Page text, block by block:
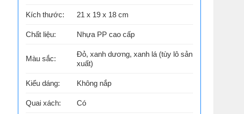
Kích thước: 21 x 19 x 18 cm
Chất liệu: Nhựa PP cao cấp
Màu sắc:
Đỏ, xanh dương, xanh lá (tùy lô sản
xuất)
Kiểu dáng: Không nắp
Quai xách: Có